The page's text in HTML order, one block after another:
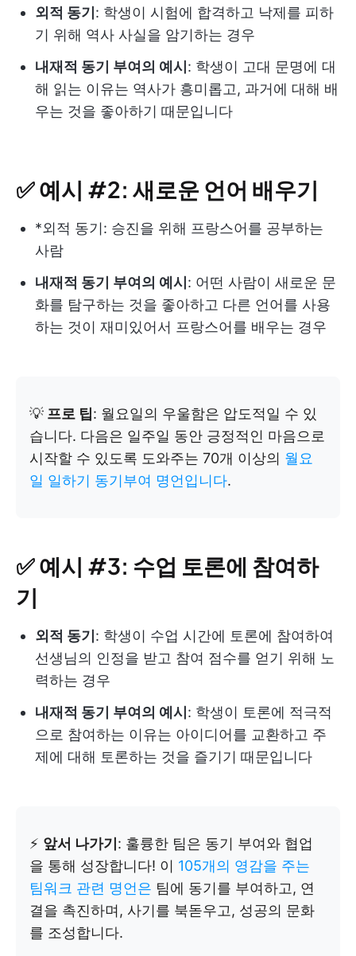
외적 동기 : 학생이 시험에 합격하고 낙제를 피하
기 위해 역사 사실을 암기하는 경우
내재적 동기 부여의 예시 : 학생이 고대 문명에 대
해 읽는 이유는 역사가 흥미롭고, 과거에 대해 배
우는 것을 좋아하기 때문입니다
✅ 예시 #2: 새로운 언어 배우기
*외적 동기: 승진을 위해 프랑스어를 공부하는
사람
내재적 동기 부여의 예시 : 어떤 사람이 새로운 문
화를 탐구하는 것을 좋아하고 다른 언어를 사용
하는 것이 재미있어서 프랑스어를 배우는 경우
💡 프로 팁: 월요일의 우울함은 압도적일 수 있
습니다. 다음은 일주일 동안 긍정적인 마음으로
시작할 수 있도록 도와주는 70개 이상의 월요
일 일하기 동기부여 명언입니다.
✅ 예시 #3: 수업 토론에 참여하
기
외적 동기 : 학생이 수업 시간에 토론에 참여하여
선생님의 인정을 받고 참여 점수를 얻기 위해 노
력하는 경우
내재적 동기 부여의 예시 : 학생이 토론에 적극적
으로 참여하는 이유는 아이디어를 교환하고 주
제에 대해 토론하는 것을 즐기기 때문입니다
⚡ 앞서 나가기 : 훌륭한 팀은 동기 부여와 협업
을 통해 성장합니다! 이 105개의 영감을 주는
팀워크 관련 명언은 팀에 동기를 부여하고, 연
결을 촉진하며, 사기를 북돋우고, 성공의 문화
를 조성합니다.